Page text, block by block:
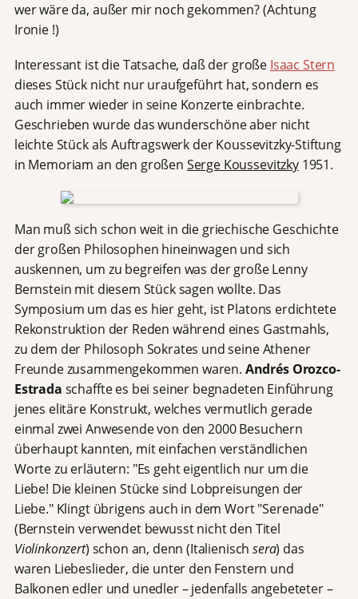
wer wäre da, außer mir noch gekommen? (Achtung
Ironie !)
Interessant ist die Tatsache, daß der große Isaac Stern
dieses Stück nicht nur uraufgeführt hat, sondern es
auch immer wieder in seine Konzerte einbrachte.
Geschrieben wurde das wunderschöne aber nicht
leichte Stück als Auftragswerk der Koussevitzky-Stiftung
in Memoriam an den großen Serge Koussevitzky1951.
Man muß sich schon weit in die griechische Geschichte
der großen Philosophen hineinwagen und sich
auskennen, um zu begreifen was der große Lenny
Bernstein mit diesem Stück sagen wollte. Das
Symposium um das es hier geht, ist Platons erdichtete
Rekonstruktion der Reden während eines Gastmahls,
zu dem der Philosoph Sokrates und seine Athener
Freunde zusammengekommen waren. Andrés Orozco-
Estrada schaffte es bei seiner begnadeten Einführung
jenes elitäre Konstrukt, welches vermutlich gerade
einmal zwei Anwesende von den 2000 Besuchern
überhaupt kannten, mit einfachen verständlichen
Worte zu erläutern: "Es geht eigentlich nur um die
Liebe! Die kleinen Stücke sind Lobpreisungen der
Liebe." Klingt übrigens auch in dem Wort "Serenade"
(Bernstein verwendet bewusst nicht den Titel
Violinkonzert) schon an, denn (Italienischsera) das
waren Liebeslieder, die unter den Fenstern und
Balkonen edler und unedler – jedenfalls angebeteter –